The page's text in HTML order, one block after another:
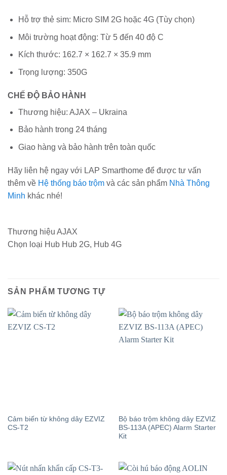
Hỗ trợ thẻ sim: Micro SIM 2G hoặc 4G (Tùy chọn)
Môi trường hoạt động: Từ 5 đến 40 độ C
Kích thước: 162.7 × 162.7 × 35.9 mm
Trọng lượng: 350G
CHẾ ĐỘ BẢO HÀNH
Thương hiệu: AJAX – Ukraina
Bảo hành trong 24 tháng
Giao hàng và bảo hành trên toàn quốc
Hãy liên hệ ngay với LAP Smarthome để được tư vấn
thêm về Hệ thống báo trộm và các sản phẩm Nhà Thông
Minh khác nhé!
Thương hiệu AJAX
Chọn loại Hub Hub 2G, Hub 4G
SẢN PHẨM TƯƠNG TỰ
Cảm biến từ không dây EZVIZ
CS-T2
Bộ báo trộm không dây EZVIZ
BS-113A (APEC) Alarm Starter
Kit